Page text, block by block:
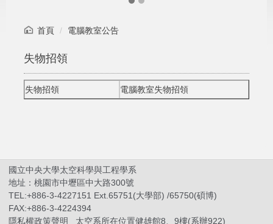
首頁 電腦教室公告
失物招領
失物招領 電腦教室失物招領
國立中央大學太空科學與工程學系
地址：桃園市中壢區中大路300號
TEL:+886-3-4227151 Ext.65751(大學部) /65750(碩博)
FAX:+886-3-4224394
隱私權政策聲明 太空系所在位置健雄館8、9樓(系辦922)